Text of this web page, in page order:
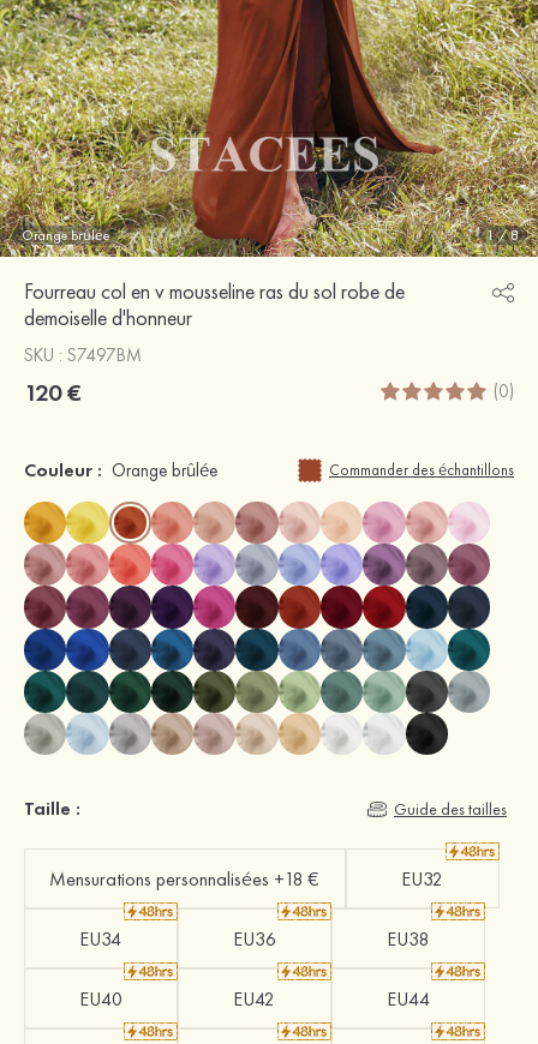
Orange brûlée 1/8
Fourreau col en v mousseline ras du sol robe de
demoiselle d'honneur
SKU : S7497BM
120 € (0)
Couleur : Orange brûlée Commander des échantillons
Taille : Guide des tailles
Mensurations personnalisées +18 € EU32
EU34 EU36 EU38
EU40 EU42 EU44